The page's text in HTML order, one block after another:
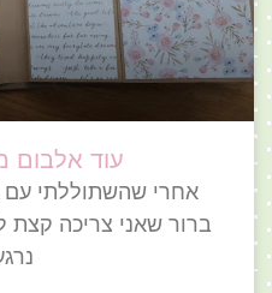
עוד אלבום
אחרי שהשתוללתי
ברור שאני צריכה קצת